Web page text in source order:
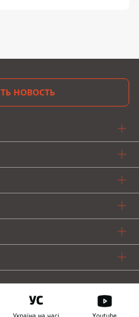
НОВОСТЬ